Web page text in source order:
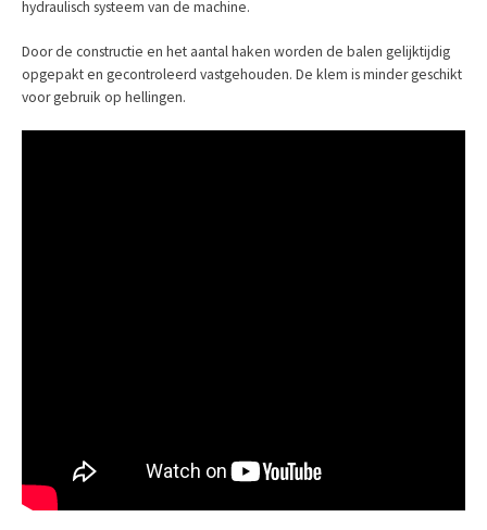
hydraulisch systeem van de machine.
Door de constructie en het aantal haken worden de balen gelijktijdig
opgepakt en gecontroleerd vastgehouden. De klem is minder geschikt
voor gebruik op hellingen.